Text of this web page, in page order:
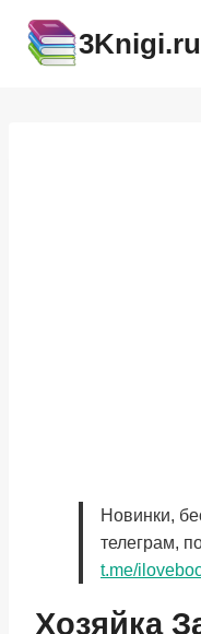
содержимому
3Knigi.ru
Новинки,
телеграм,
t.me/
Хозяйка